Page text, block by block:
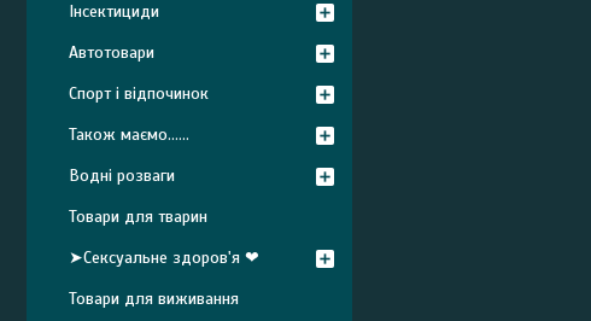
Інсектициди
Автотовари
Спорт і відпочинок
Також маємо......
Водні розваги
Товари для тварин
➤Сексуальне здоров'я ❤
Товари для виживання